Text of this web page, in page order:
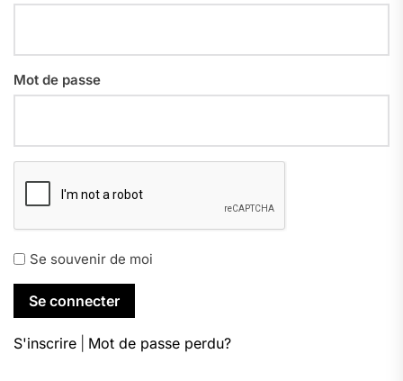
Mot de passe
Se souvenir de moi
S'inscrire Mot de passe perdu?